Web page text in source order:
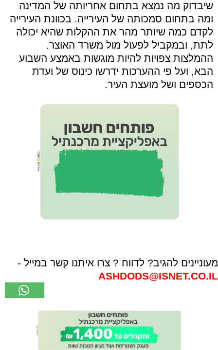
שיבדוק מה נמצא בתחום אחריותה של המדינה
ומה בתחום סמכותה של העירייה. בכוונת העירייה
לקדם כמה שיותר מהר את ההקלות שהיא יכולה
לתת, ובמקביל לפעול מול משרד האוצר.
ההמלצות צפויות להיות מוגשות באמצע השבוע
הבא, ועל פי ההערכות ידרשו כינוס של ועדת
הכספים ושל מועצת העיר.
מעוניינים להגיב? לדווח ? צרו איתנו קשר במייל -
ASHDODS@ISNET.CO.IL